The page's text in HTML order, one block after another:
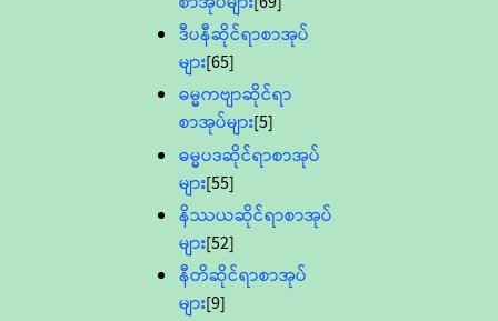
ဒီပနီဆိုင်ရာစာအုပ်
များ[65]
ဓမ္မကဗျာဆိုင်ရာ
စာအုပ်များ[5]
ဓမ္မပဒဆိုင်ရာစာအုပ်
များ[55]
နိဿယဆိုင်ရာစာအုပ်
များ[52]
နီတိဆိုင်ရာစာအုပ်
များ[9]